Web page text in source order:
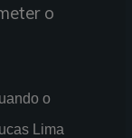
o
o
Lima